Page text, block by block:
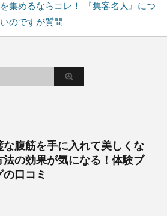
集めるならコレ！ 『集客名人』につ
のですが質問
な腹筋を手に入れて美しくな
法の効果が気になる！体験ブ
の口コミ